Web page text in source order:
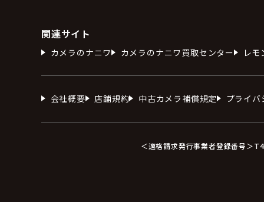
関連サイト
カメラのナニワ カメラのナニワ買取センター レモ
会社概要 店舗規約 中古カメラ補償規定 プライ
＜適格請求発行事業者登録番号＞